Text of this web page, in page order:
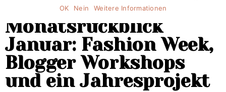
Monatsrückblick
Januar: Fashion Week,
Blogger Workshops
und ein Jahresprojekt
OK
Nein Weitere Informationen